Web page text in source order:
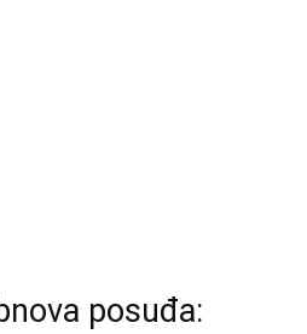
posuđa: